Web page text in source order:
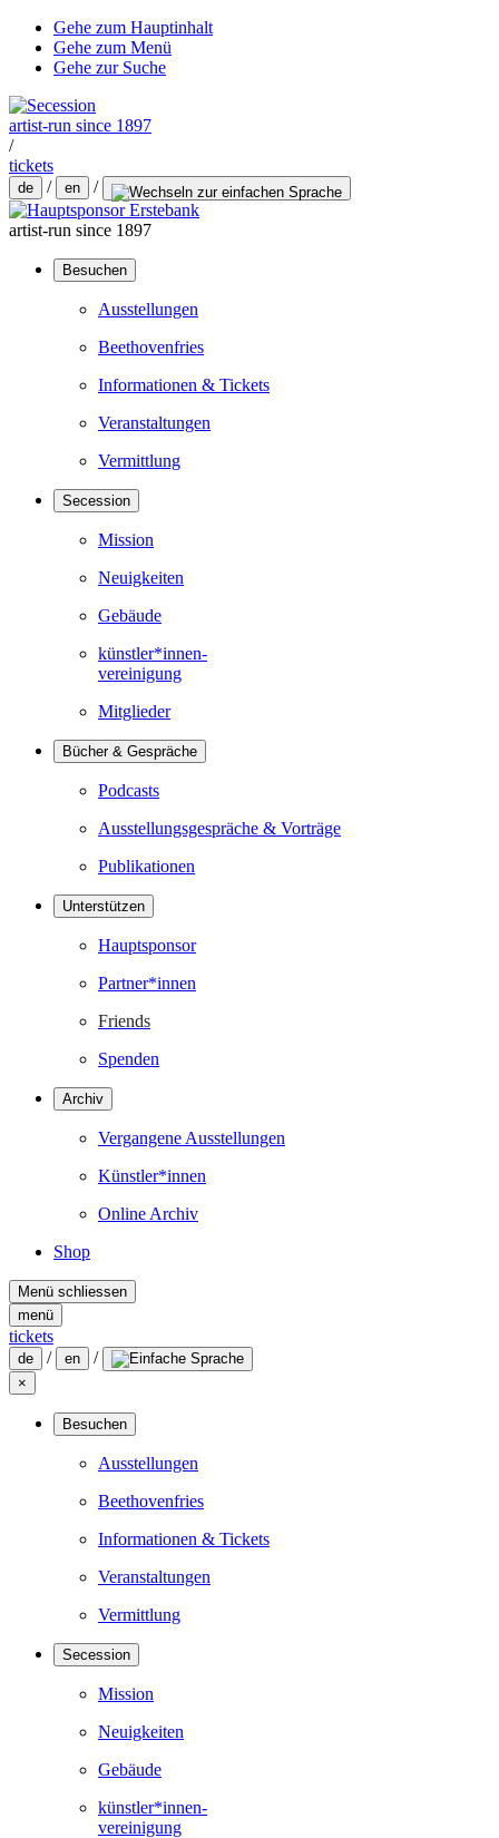
Gehe zum Hauptinhalt
Gehe zum Menü
Gehe zur Suche
artist-run since 1897
/
tickets
de / en /
artist-run since 1897
Besuchen
Ausstellungen
Beethovenfries
Informationen & Tickets
Veranstaltungen
Vermittlung
Secession
Mission
Neuigkeiten
Gebäude
künstler*innen-
vereinigung
Mitglieder
Bücher & Gespräche
Podcasts
Ausstellungsgespräche & Vorträge
Publikationen
Unterstützen
Hauptsponsor
Partner*innen
Friends
Spenden
Archiv
Vergangene Ausstellungen
Künstler*innen
Online Archiv
Shop
Menü schliessen
menü
tickets
de / en /
×
Besuchen
Ausstellungen
Beethovenfries
Informationen & Tickets
Veranstaltungen
Vermittlung
Secession
Mission
Neuigkeiten
Gebäude
künstler*innen-
vereinigung